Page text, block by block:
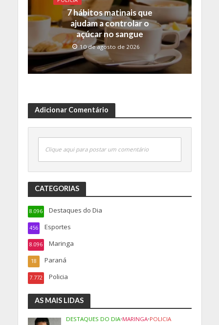
7 hábitos matinais que
ajudam a controlar o
açúcar no sangue
10 de agosto de 2026
Adicionar Comentário
Clique aqui para postar um comentário
CATEGORIAS
Destaques do Dia
8.096
Esportes
456
Maringa
8.096
Paraná
18
Policia
7.772
AS MAIS LIDAS
DESTAQUES DO DIA•MARINGA•POLICIA